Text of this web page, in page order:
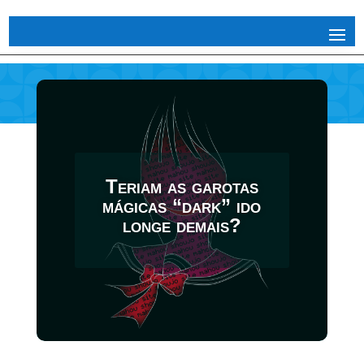
Teriam as garotas
mágicas “dark” ido
longe demais?